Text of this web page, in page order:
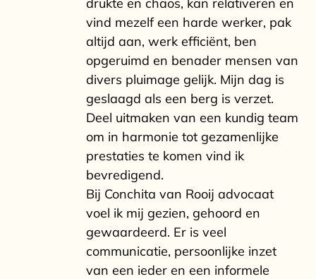
vind mezelf een harde werker, pak
altijd aan, werk efficiënt, ben
opgeruimd en benader mensen van
divers pluimage gelijk. Mijn dag is
geslaagd als een berg is verzet.
Deel uitmaken van een kundig team
om in harmonie tot gezamenlijke
prestaties te komen vind ik
bevredigend.
Bij Conchita van Rooij advocaat
voel ik mij gezien, gehoord en
gewaardeerd. Er is veel
communicatie, persoonlijke inzet
van een ieder en een informele